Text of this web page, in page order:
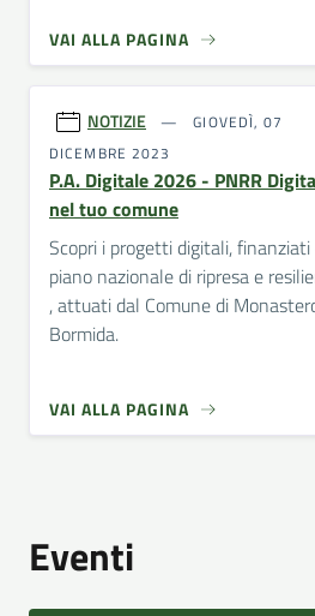
VAI ALLA PAGINA
NOTIZIE
GIOVEDÌ, 07
DICEMBRE 2023
P.A. Digitale 2026 - PNRR
nel tuo comune
Scopri i progetti digitali, finanziati
piano nazionale di ripresa e
, attuati dal Comune di
Bormida.
VAI ALLA PAGINA
Eventi